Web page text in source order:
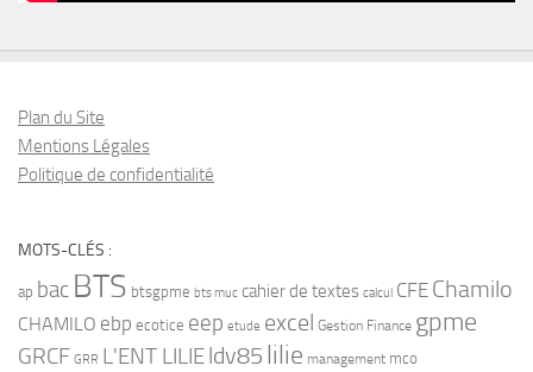
Plan du Site
Mentions Légales
Politique de confidentialité
MOTS-CLÉS :
ap bac BTS btsgpme bts muc cahier de textes calcul CFE Chamilo
CHAMILO ebp ecotice eep etude excel Gestion Finance gpme
GRCF GRR L'ENT LILIEldv85 lilie management mco